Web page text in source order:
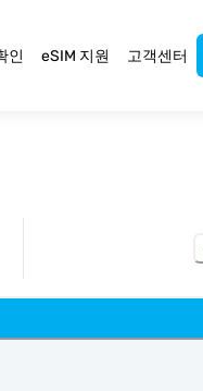
인 eSIM 지원 고객센터